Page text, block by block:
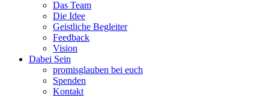
Das Team
Die Idee
Geistliche Begleiter
Feedback
Vision
Dabei Sein
promisglauben bei euch
Spenden
Kontakt